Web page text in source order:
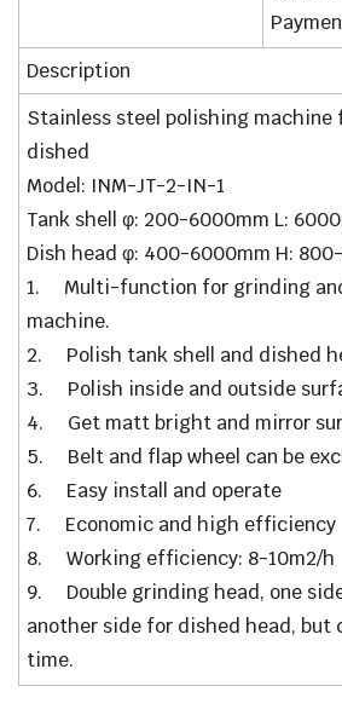
Description
Stainless steel polishing machine
dished
Model: INM-JT-2-IN-1
Tank shell φ: 200-6000mm L:
Dish head φ: 400-6000mm H:
1. Multi-function for grinding
machine.
2. Polish tank shell and dished
3. Polish inside and outside
4. Get matt bright and mirror
5. Belt and flap wheel can be
6. Easy install and operate
7. Economic and high efficiency
8. Working efficiency: 8-10m2/h
9. Double grinding head, one
another side for dished head, but
time.